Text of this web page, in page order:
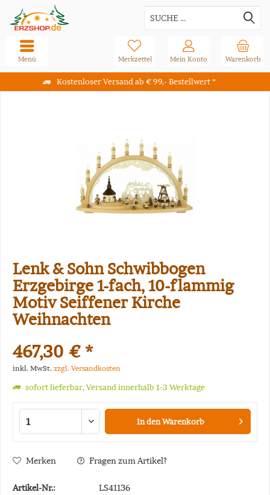
Kostenloser Versand ab € 99,- Bestellwert *
Warenkorb
Merkzettel Mein Konto
Menü
Lenk & Sohn Schwibbogen
Erzgebirge 1-fach, 10-flammig
Motiv Seiffener Kirche
Weihnachten
467,30 € *
inkl. MwSt. zzgl. Versandkosten
sofort lieferbar, Versand innerhalb 1-3 Werktage
In denWarenkorb
Merken Fragen zum Artikel?
Artikel-Nr.:
LS41136